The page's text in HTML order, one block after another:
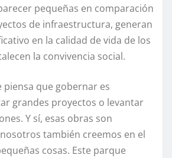
pequeñas en comparación
de infraestructura, generan
en la calidad de vida de los
la convivencia social.
piensa que gobernar es
grandes proyectos o levantar
Y sí, esas obras son
también creemos en el
cosas. Este parque